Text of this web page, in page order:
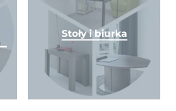
Stoły i biurka